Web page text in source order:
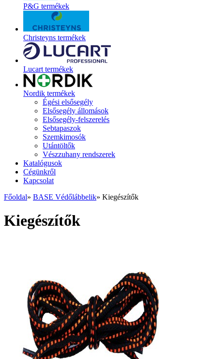
P&G termékek
Christeyns termékek
Lucart termékek
Nordik termékek
Égési elsősegély
Elsősegély állomások
Elsősegély-felszerelés
Sebtapaszok
Szemkimosók
Utántöltők
Vészzuhany rendszerek
Katalógusok
Cégünkről
Kapcsolat
Főoldal» BASE Védőlábbelik» Kiegészítők
Kiegészítők